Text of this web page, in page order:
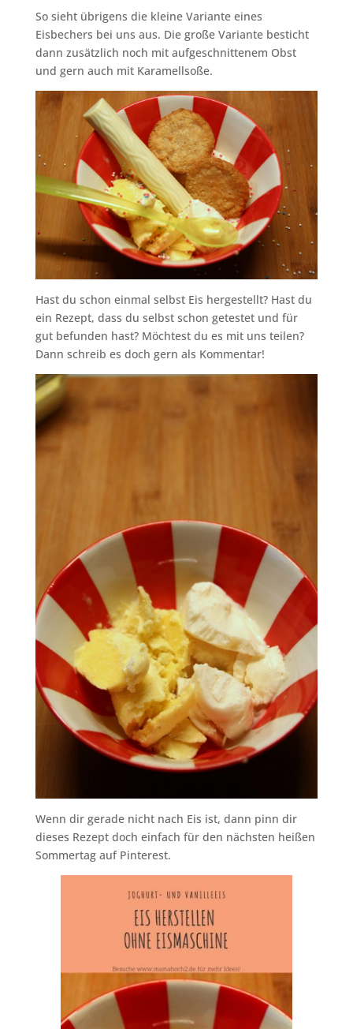
So sieht übrigens die kleine Variante eines
Eisbechers bei uns aus. Die große Variante besticht
dann zusätzlich noch mit aufgeschnittenem Obst
und gern auch mit Karamellsoße.
Hast du schon einmal selbst Eis hergestellt? Hast du
ein Rezept, dass du selbst schon getestet und für
gut befunden hast? Möchtest du es mit uns teilen?
Dann schreib es doch gern als Kommentar!
Wenn dir gerade nicht nach Eis ist, dann pinn dir
dieses Rezept doch einfach für den nächsten heißen
Sommertag auf Pinterest.